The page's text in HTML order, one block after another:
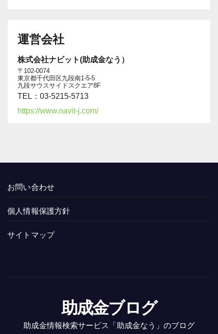
運営会社
株式会社ナビット(助成金なう）
〒102-0074
東京都千代田区九段南1-5-5
九段サウスサイドスクエア8F
TEL：03-5215-5713
https://www.navit-j.com/
お問い合わせ
個人情報保護方針
サイトマップ
助成金ブログ
助成金情報検索サービス「助成金なう」のブログ